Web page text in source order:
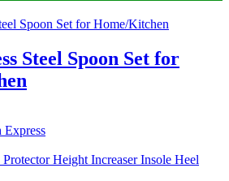
Steel Spoon Set for